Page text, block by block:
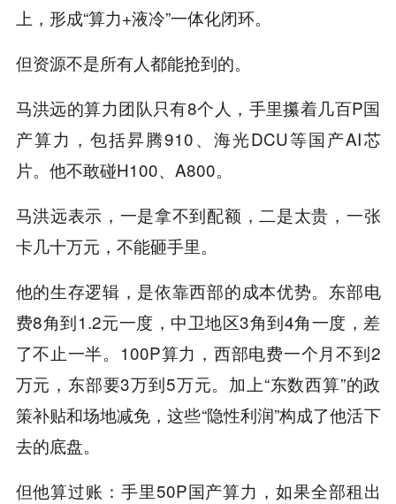
上，形成“算力+液冷”一体化闭环。
但资源不是所有人都能抢到的。
马洪远的算力团队只有8个人，手里攥着几百P国
产算力，包括昇腾910、海光DCU等国产AI芯
片。他不敢碰H100、A800。
马洪远表示，一是拿不到配额，二是太贵，一张
卡几十万元，不能砸手里。
他的生存逻辑，是依靠西部的成本优势。东部电
费8角到1.2元一度，中卫地区3角到4角一度，差
了不止一半。100P算力，西部电费一个月不到2
万元，东部要3万到5万元。加上“东数西算”的政
策补贴和场地减免，这些“隐性利润”构成了他活下
去的底盘。
但他算过账：手里50P国产算力，如果全部租出